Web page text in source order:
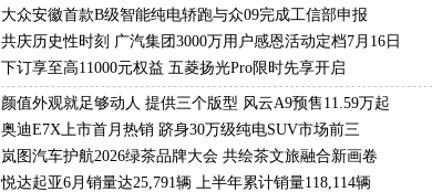
大众安徽首款B级智能纯电轿跑与众09完成工信部申报
共庆历史性时刻 广汽集团3000万用户感恩活动定档7月16日
下订享至高11000元权益 五菱扬光Pro限时先享开启
颜值外观就足够动人 提供三个版型 风云A9预售11.59万起
奥迪E7X上市首月热销 跻身30万级纯电SUV市场前三
岚图汽车护航2026绿茶品牌大会 共绘茶文旅融合新画卷
悦达起亚6月销量达25,791辆 上半年累计销量118,114辆